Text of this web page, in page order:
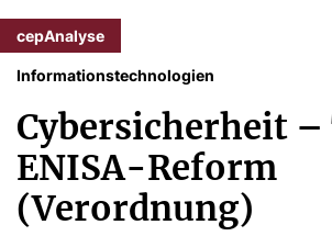
cepAnalyse
Informationstechnologien
Cybersicherheit –
ENISA-Reform
(Verordnung)